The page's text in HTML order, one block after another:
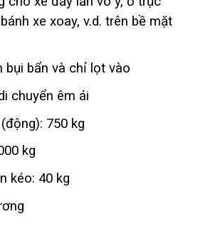
xe xoay, v.d. trên bề mặt
bụi bẩn và chỉ lọt vào
chuyển êm ái
750 kg
kg
kéo: 40 kg